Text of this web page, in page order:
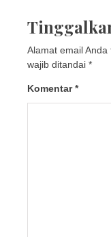
Alamat email Anda
wajib ditandai *
Komentar*